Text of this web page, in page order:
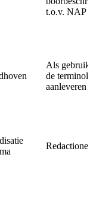
t.o.v. NAP
Als
de
aanleveren